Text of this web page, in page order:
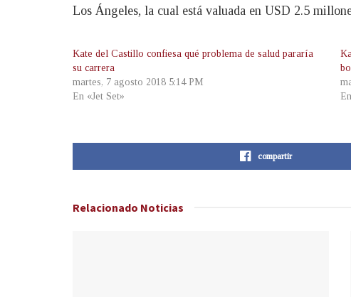
Los Ángeles, la cual está valuada en USD 2.5
Kate del Castillo confiesa qué problema de salud pararía
su carrera
martes, 7 agosto 2018 5:14 PM
En «Jet Set»
compartir
Relacionado Noticias